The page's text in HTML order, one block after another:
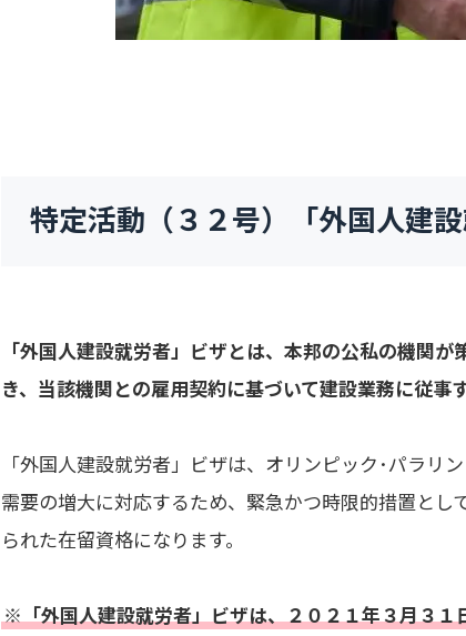
特定活動（３２号）「外国人建
「外国人建設就労者」ビザとは、本邦の公私の機関
き、当該機関との雇用契約に基づいて建設業務に従事
「外国人建設就労者」ビザは、オリンピック･パラ
需要の増大に対応するため、緊急かつ時限的措置と
られた在留資格になります。
※「外国人建設就労者」ビザは、２０２１年３月３１